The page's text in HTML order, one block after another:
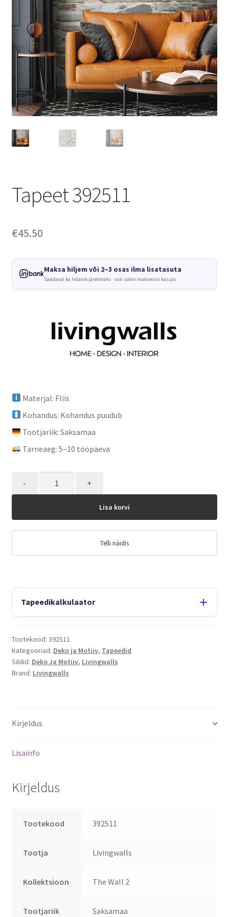
Tapeet 392511
€45.50
Maksa hiljem või 2–3 osas ilma lisatasuta
Saadaval ka Inbank järelmaks · vali sobiv makseviis kassas
Materjal: Fliis
Kohandus: Kohandus puudub
Tootjariik: Saksamaa
Tarneaeg: 5–10 tööpäeva
Lisa korvi
Telli näidis
Tapeedikalkulaator
Tootekood: 392511
Kategooriad: Deko ja Motiiv, Tapeedid
Sildid: Deko Ja Motiiv, Livingwalls
Brand: Livingwalls
Kirjeldus
Lisainfo
Kirjeldus
Tootekood 392511
Tootja Livingwalls
Kollektsioon The Wall 2
Tootjariik Saksamaa